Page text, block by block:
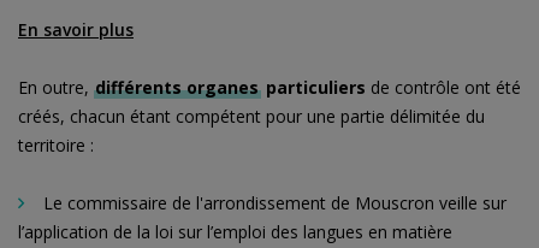
En savoir plus
En outre, différents organes particuliers de contrôle ont été
créés, chacun étant compétent pour une partie délimitée du
territoire :
Le commissaire de l'arrondissement de Mouscron veille sur
l’application de la loi sur l’emploi des langues en matière